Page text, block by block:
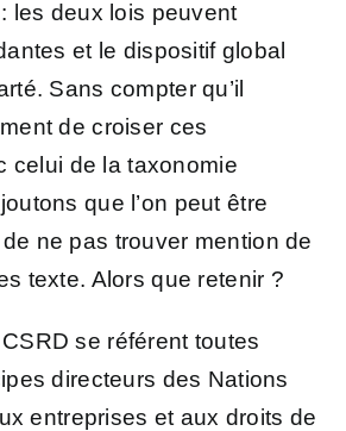
les deux lois peuvent
et le dispositif global
Sans compter qu’il
de croiser ces
celui de la taxonomie
que l’on peut être
ne pas trouver mention de
texte. Alors que retenir ?
se référent toutes
directeurs des Nations
entreprises et aux droits de